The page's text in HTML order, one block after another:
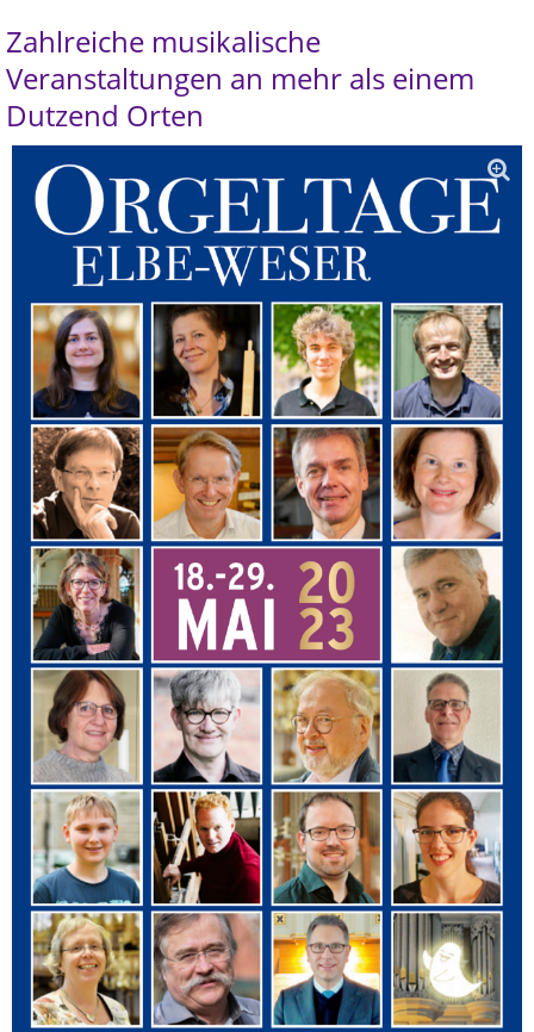
Zahlreiche musikalische
Veranstaltungen an mehr als einem
Dutzend Orten